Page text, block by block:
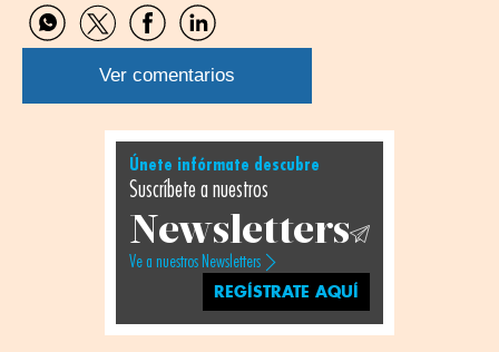
Compartir
por
WhatsApp
Compartir
por
Twitter
Compartir
por
Facebook
Compartir
por
Linkedin
Ver comentarios
Únete infórmate descubre
Suscríbete a nuestros
Newsletters
Ve a nuestros Newsletters
REGÍSTRATE AQUÍ